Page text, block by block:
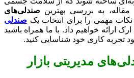
به بررسی بهترین صندلی‌های
نکات مهمی را برای انتخاب یک صندلی
ارائه خواهیم داد. با ما همراه باشید
تجربه کاری خود شناسایی کنید.
مدیریتی بازار